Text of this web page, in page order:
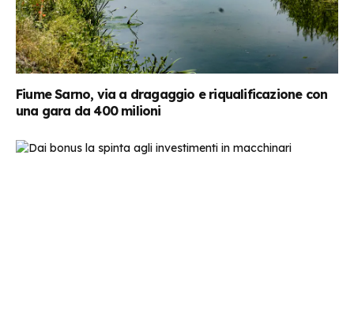
Fiume Sarno, via a dragaggio e riqualificazione con
una gara da 400 milioni